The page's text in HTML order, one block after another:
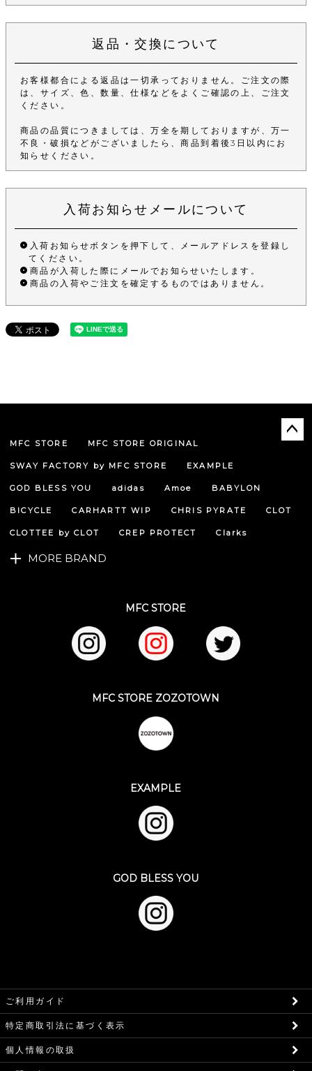
返品・交換について
お客様都合による返品は一切承っておりません。ご注文の際
は、サイズ、色、数量、仕様などをよくご確認の上、ご注文
ください。
商品の品質につきましては、万全を期しておりますが、万一
不良・破損などがございましたら、商品到着後3日以内にお
知らせください。
入荷お知らせメールについて
入荷お知らせボタンを押下して、メールアドレスを登録し
てください。
商品が入荷した際にメールでお知らせいたします。
商品の入荷やご注文を確定するものではありません。
MFC STORE MFC STORE ORIGINAL
SWAY FACTORY by MFC STORE EXAMPLE
GOD BLESS YOU adidas Amoe BABYLON
BICYCLE CARHARTT WIP CHRIS PYRATE CLOT
CLOTTEE by CLOT CREP PROTECT Clarks
MORE BRAND
MFC STORE
MFC STORE ZOZOTOWN
EXAMPLE
GOD BLESS YOU
ご利用ガイド
特定商取引法に基づく表示
個人情報の取扱